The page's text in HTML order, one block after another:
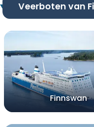
Veerboten van
Finnswan